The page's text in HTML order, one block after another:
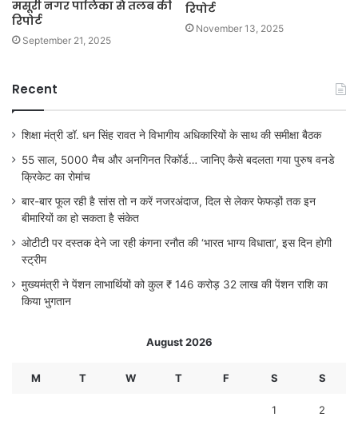
मसूरी नगर पालिका से तलब की
रिपोर्ट
September 21, 2025
रिपोर्ट
November 13, 2025
Recent
शिक्षा मंत्री डॉ. धन सिंह रावत ने विभागीय अधिकारियों के साथ की समीक्षा बैठक
55 साल, 5000 मैच और अनगिनत रिकॉर्ड… जानिए कैसे बदलता गया पुरुष वनडे
क्रिकेट का रोमांच
बार-बार फूल रही है सांस तो न करें नजरअंदाज, दिल से लेकर फेफड़ों तक इन
बीमारियों का हो सकता है संकेत
ओटीटी पर दस्तक देने जा रही कंगना रनौत की ‘भारत भाग्य विधाता’, इस दिन होगी
स्ट्रीम
मुख्यमंत्री ने पेंशन लाभार्थियों को कुल ₹ 146 करोड़ 32 लाख की पेंशन राशि का
किया भुगतान
August 2026
M T W T F S S
1 2